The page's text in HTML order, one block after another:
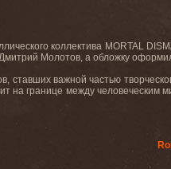
коллектива MORTAL
Молотов, а обложку
ставших важной частью
на границе между человеческим